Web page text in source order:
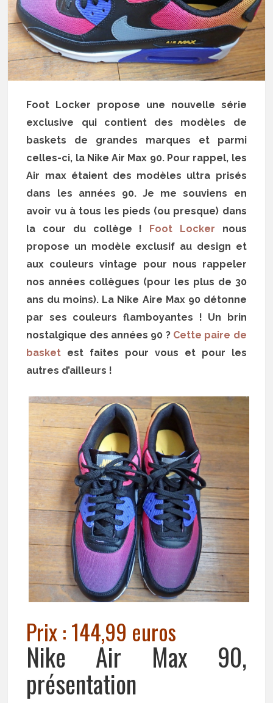
Foot Locker propose une nouvelle série
exclusive qui contient des modèles de
baskets de grandes marques et parmi
celles-ci, la Nike Air Max 90. Pour rappel, les
Air max étaient des modèles ultra prisés
dans les années 90. Je me souviens en
avoir vu à tous les pieds (ou presque) dans
la cour du collège ! Foot Locker nous
propose un modèle exclusif au design et
aux couleurs vintage pour nous rappeler
nos années collègues (pour les plus de 30
ans du moins). La Nike Aire Max 90 détonne
par ses couleurs flamboyantes ! Un brin
nostalgique des années 90 ? Cette paire de
basket est faites pour vous et pour les
autres d’ailleurs !
Prix : 144,99 euros
Nike Air Max 90,
présentation